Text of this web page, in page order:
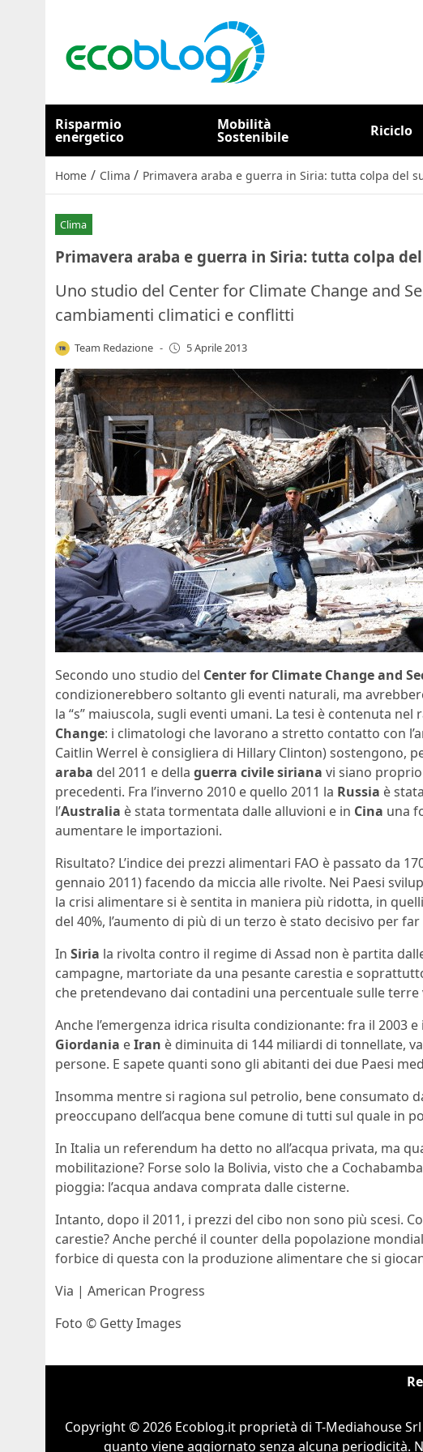
Risparmio
energetico
Mobilità
Sostenibile Riciclo
Home / Clima / Primavera araba e guerra in Siria: tutta colpa del
Clima
Primavera araba e guerra in Siria: tutta colpa
Uno studio del Center for Climate Change and
cambiamenti climatici e conflitti
Team Redazione - 5 Aprile 2013
Secondo uno studio del Center for Climate Change and
condizionerebbero soltanto gli eventi naturali, ma
la “s” maiuscola, sugli eventi umani. La tesi è contenuta nel
Change: i climatologi che lavorano a stretto contatto con
Caitlin Werrel è consigliera di Hillary Clinton) sostengono,
araba del 2011 e della guerra civile siriana vi siano
precedenti. Fra l’inverno 2010 e quello 2011 la Russia è
l’Australia è stata tormentata dalle alluvioni e in Cina una
aumentare le importazioni.
Risultato? L’indice dei prezzi alimentari FAO è passato da
gennaio 2011) facendo da miccia alle rivolte. Nei Paesi
la crisi alimentare si è sentita in maniera più ridotta, in
del 40%, l’aumento di più di un terzo è stato decisivo per
In Siria la rivolta contro il regime di Assad non è partita
campagne, martoriate da una pesante carestia e
che pretendevano dai contadini una percentuale sulle terre
Anche l’emergenza idrica risulta condizionante: fra il 2003
Giordania eIran è diminuita di 144 miliardi di tonnellate,
persone. E sapete quanti sono gli abitanti dei due Paesi
Insomma mentre si ragiona sul petrolio, bene consumato
preoccupano dell’acqua bene comune di tutti sul quale in
In Italia un referendum ha detto no all’acqua privata, ma
mobilitazione? Forse solo la Bolivia, visto che a
pioggia: l’acqua andava comprata dalle cisterne.
Intanto, dopo il 2011, i prezzi del cibo non sono più scesi.
carestie? Anche perché il counter della popolazione
forbice di questa con la produzione alimentare che si
Via | American Progress
Foto © Getty Images
Copyright © 2026 Ecoblog.it proprietà di T-Mediahouse
quanto viene aggiornato senza alcuna periodicità.